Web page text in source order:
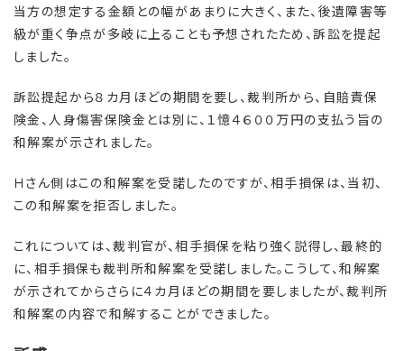
当方の想定する金額との幅があまりに大きく、また、後遺障害等
級が重く争点が多岐に上ることも予想されたため、訴訟を提起
しました。
訴訟提起から８カ月ほどの期間を要し、裁判所から、自賠責保
険金、人身傷害保険金とは別に、１憶４６００万円の支払う旨の
和解案が示されました。
Ｈさん側はこの和解案を受諾したのですが、相手損保は、当初、
この和解案を拒否しました。
これについては、裁判官が、相手損保を粘り強く説得し、最終的
に、相手損保も裁判所和解案を受諾しました。こうして、和解案
が示されてからさらに４カ月ほどの期間を要しましたが、裁判所
和解案の内容で和解することができました。